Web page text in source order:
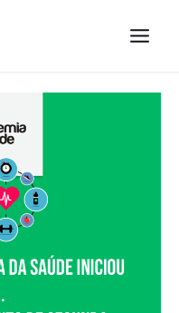
Aberta